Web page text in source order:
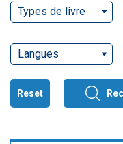
Types de livre
Langues
Reset